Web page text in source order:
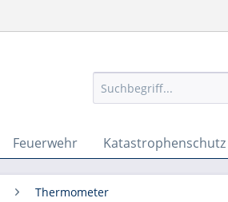
Feuerwehr Katastrophenschutz
Thermometer